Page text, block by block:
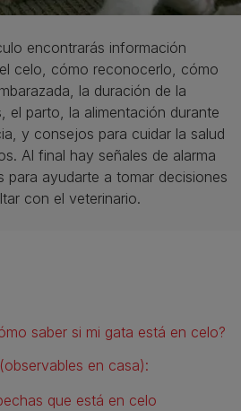
encontrarás información
celo, cómo reconocerlo, cómo
la duración de la
el parto, la alimentación durante
y consejos para cuidar la salud
Al final hay señales de alarma
para ayudarte a tomar decisiones
con el veterinario.
saber si mi gata está en celo?
en casa):
que está en celo